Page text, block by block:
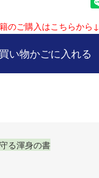
のご購入はこちらから↓
買い物かごに入れる
る渾身の書